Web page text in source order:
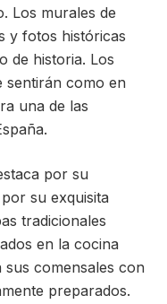
Los murales de
y fotos históricas
de historia. Los
sentirán como en
una de las
por su
su exquisita
tradicionales
en la cocina
comensales con
preparados.